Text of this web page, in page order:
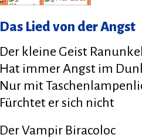
Das Lied von der Angst
Der kleine Geist
Hat immer Angst im
Nur mit
Fürchtet er sich nicht
Der Vampir Biracoloc